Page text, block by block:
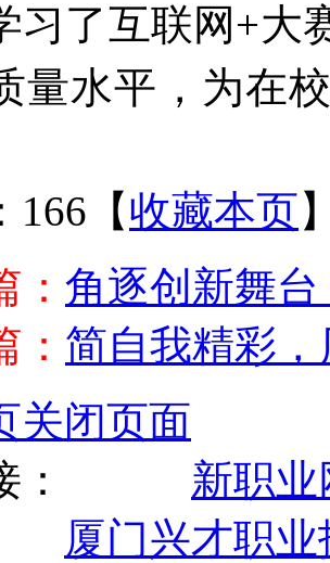
习了互联网+大
量水平，为在
166 【收藏本页
： 角逐创新舞台
简自我精彩
关闭页面
接： 新职业
厦门兴才职